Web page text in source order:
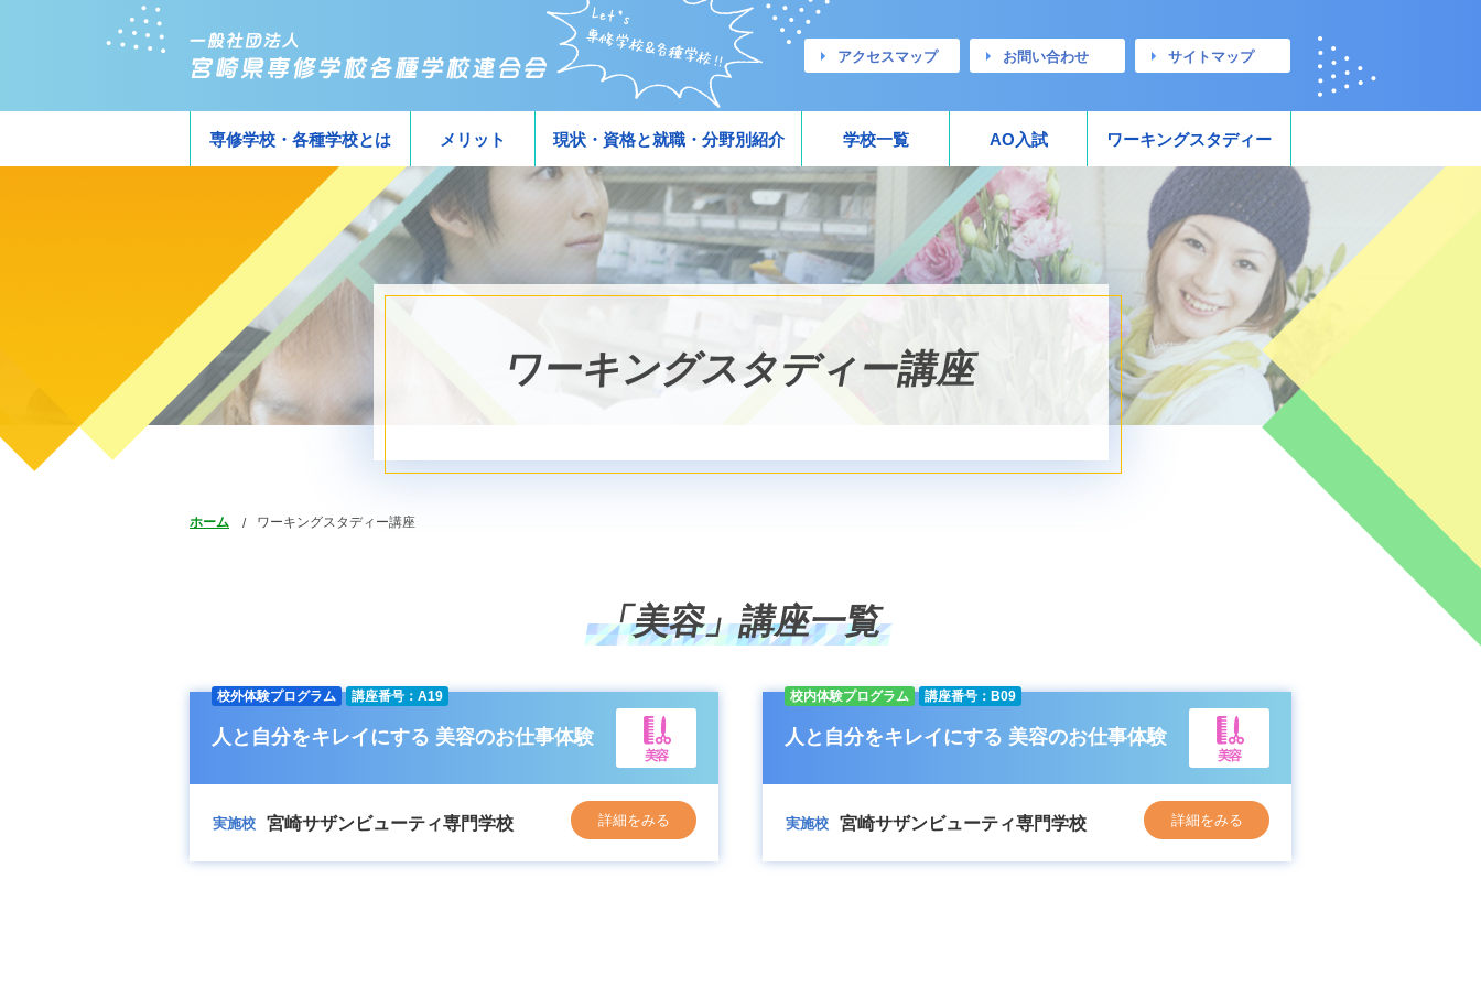
アクセスマップ お問い合わせ サイトマップ
専修学校・各種学校とは メリット 現状・資格と就職・分野別紹介 学校一覧 AO入試 ワーキングスタディー
ワーキングスタディー講座
ホーム ワーキングスタディー講座
「美容」講座一覧
人と自分をキレイにする 美容のお仕事体験
美容
校外体験プログラム 講座番号：A19
実施校 宮崎サザンビューティ専門学校 詳細をみる
人と自分をキレイにする 美容のお仕事体験
美容
校内体験プログラム 講座番号：B09
実施校 宮崎サザンビューティ専門学校 詳細をみる